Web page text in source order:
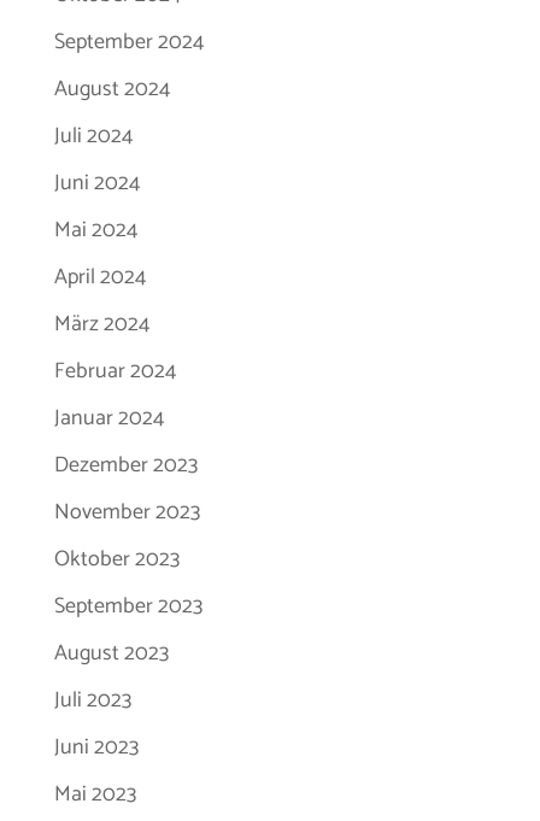
September 2024
August 2024
Juli 2024
Juni 2024
Mai 2024
April 2024
März 2024
Februar 2024
Januar 2024
Dezember 2023
November 2023
Oktober 2023
September 2023
August 2023
Juli 2023
Juni 2023
Mai 2023